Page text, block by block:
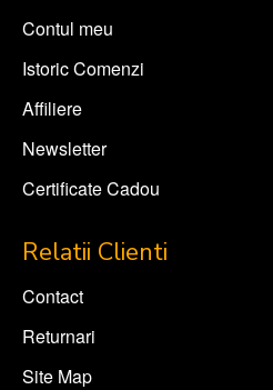
Contul meu
Istoric Comenzi
Affiliere
Newsletter
Certificate Cadou
Relatii Clienti
Contact
Returnari
Site Map